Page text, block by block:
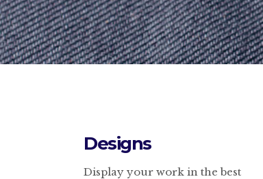
Designs
Display your work in the best